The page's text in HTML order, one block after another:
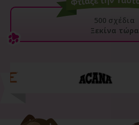
500 σχέδια
Ξεκίνα τώρα